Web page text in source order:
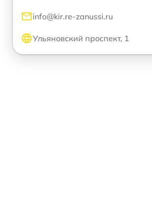
info@kir.re-zanussi.ru
Ульяновский проспект, 1